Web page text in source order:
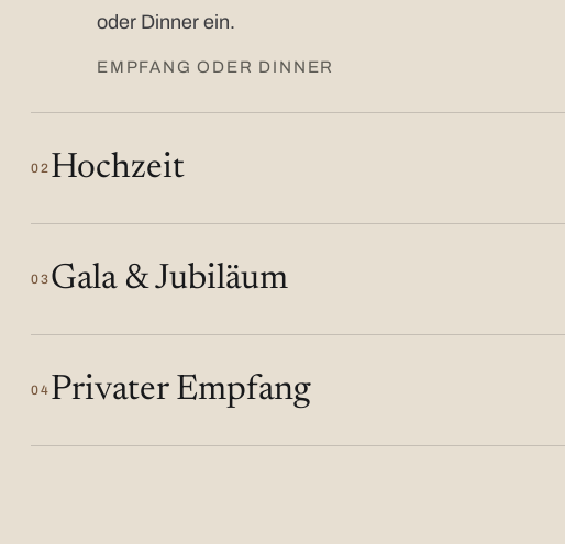
oder Dinner ein.
EMPFANG ODER DINNER
02 Hochzeit
03 Gala & Jubiläum
04 Privater Empfang